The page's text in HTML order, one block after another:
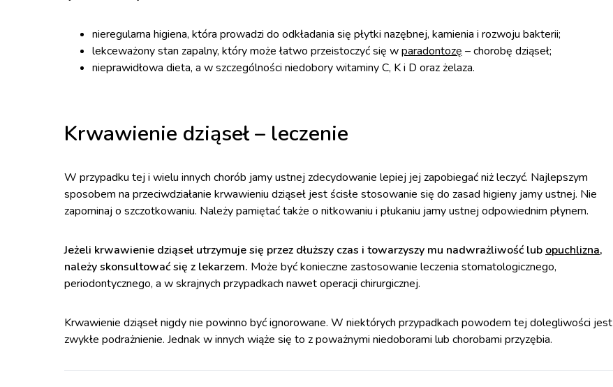
nieregularna higiena, która prowadzi do odkładania się płytki nazębnej, kamienia i rozwoju bakterii;
lekceważony stan zapalny, który może łatwo przeistoczyć się wparadontozę – chorobę dziąseł;
nieprawidłowa dieta, a w szczególności niedobory witaminy C, K i D oraz żelaza.
Krwawienie dziąseł – leczenie
W przypadku tej i wielu innych chorób jamy ustnej zdecydowanie lepiej jej zapobiegać niż leczyć. Najlepszym
sposobem na przeciwdziałanie krwawieniu dziąseł jest ścisłe stosowanie się do zasad higieny jamy ustnej. Nie
zapominaj o szczotkowaniu. Należy pamiętać także o nitkowaniu i płukaniu jamy ustnej odpowiednim płynem.
Jeżeli krwawienie dziąseł utrzymuje się przez dłuższy czas i towarzyszy mu nadwrażliwość lub opuchlizna,
należy skonsultować się z lekarzem. Może być konieczne zastosowanie leczenia stomatologicznego,
periodontycznego, a w skrajnych przypadkach nawet operacji chirurgicznej.
Krwawienie dziąseł nigdy nie powinno być ignorowane. W niektórych przypadkach powodem tej dolegliwości jest
zwykłe podrażnienie. Jednak w innych wiąże się to z poważnymi niedoborami lub chorobami przyzębia.